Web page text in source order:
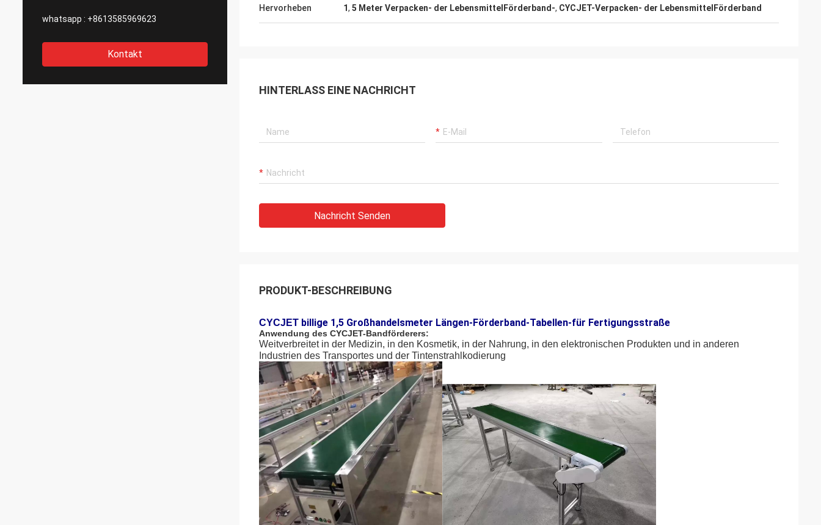
whatsapp : +8613585969623
Kontakt
Hervorheben 1, 5 Meter Verpacken- der LebensmittelFörderband-, CYCJET-Verpacken- der LebensmittelFörderband
HINTERLASS EINE NACHRICHT
Nachricht Senden
PRODUKT-BESCHREIBUNG
CYCJET billige 1,5 Großhandelsmeter Längen-Förderband-Tabellen-für Fertigungsstraße
Anwendung des CYCJET-Bandförderers:
Weitverbreitet in der Medizin, in den Kosmetik, in der Nahrung, in den elektronischen Produkten und in anderen
Industrien des Transportes und der Tintenstrahlkodierung